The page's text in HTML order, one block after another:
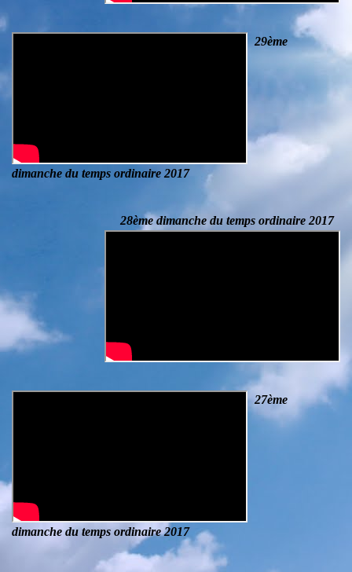
29ème
dimanche du temps ordinaire 2017
28ème dimanche du temps ordinaire 2017
27ème
dimanche du temps ordinaire 2017